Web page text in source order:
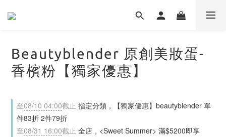
Beautyblender 原創美妝蛋-
香檳粉【獨家優惠】
至08/10 04:00截止 指定分類，【獨家優惠】beautyblender 單
件83折 2件79折
至08/31 16:00截止 全店，<Sweet Summer> 滿$5200即享